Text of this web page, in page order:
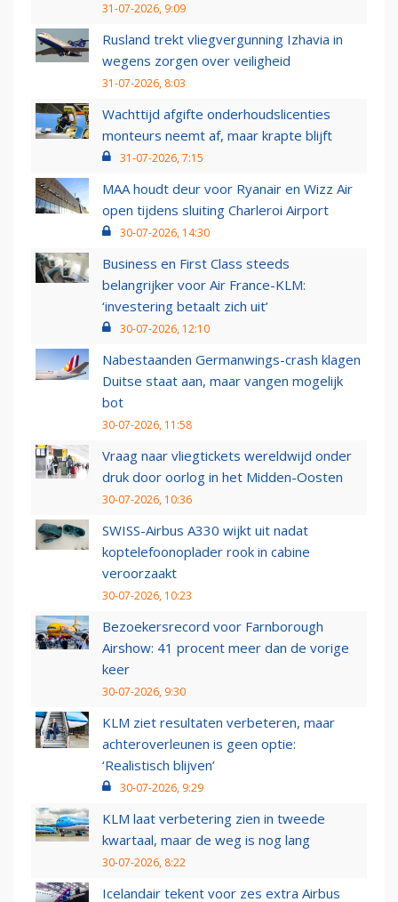
31-07-2026, 9:09
Rusland trekt vliegvergunning Izhavia in
wegens zorgen over veiligheid
31-07-2026, 8:03
Wachttijd afgifte onderhoudslicenties
monteurs neemt af, maar krapte blijft
31-07-2026, 7:15
MAA houdt deur voor Ryanair en Wizz Air
open tijdens sluiting Charleroi Airport
30-07-2026, 14:30
Business en First Class steeds
belangrijker voor Air France-KLM:
‘investering betaalt zich uit’
30-07-2026, 12:10
Nabestaanden Germanwings-crash klagen
Duitse staat aan, maar vangen mogelijk
bot
30-07-2026, 11:58
Vraag naar vliegtickets wereldwijd onder
druk door oorlog in het Midden-Oosten
30-07-2026, 10:36
SWISS-Airbus A330 wijkt uit nadat
koptelefoonoplader rook in cabine
veroorzaakt
30-07-2026, 10:23
Bezoekersrecord voor Farnborough
Airshow: 41 procent meer dan de vorige
keer
30-07-2026, 9:30
KLM ziet resultaten verbeteren, maar
achteroverleunen is geen optie:
‘Realistisch blijven’
30-07-2026, 9:29
KLM laat verbetering zien in tweede
kwartaal, maar de weg is nog lang
30-07-2026, 8:22
Icelandair tekent voor zes extra Airbus